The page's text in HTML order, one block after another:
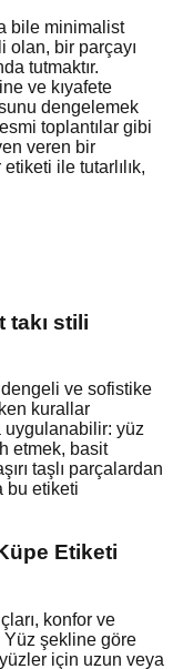
bile minimalist
olan, bir parçayı
tutmaktır.
ve kıyafete
dengelemek
toplantılar gibi
veren bir
ile tutarlılık,
takı stili
ve sofistike
kurallar
uygulanabilir: yüz
etmek, basit
taşlı parçalardan
bu etiketi
Etiketi
konfor ve
Yüz şekline göre
için uzun veya